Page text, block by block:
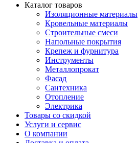
Каталог товаров
Изоляционные материалы
Кровельные материалы
Строительные смеси
Напольные покрытия
Крепеж и фурнитура
Инструменты
Металлопрокат
Фасад
Сантехника
Отопление
Электрика
Товары со скидкой
Услуги и сервис
О компании